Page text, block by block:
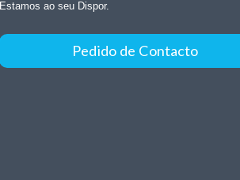
Estamos ao seu Dispor.
Pedido de Contacto